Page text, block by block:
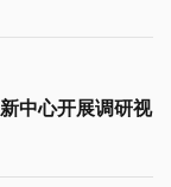
中心开展调研视